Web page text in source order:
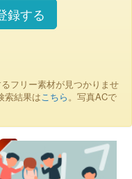
録する
フリー素材が見つかりませ
索結果はこちら。写真ACで